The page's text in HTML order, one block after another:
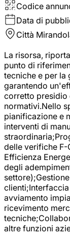
Codice
Data di
Città
La risorsa,
punto di
tecniche e per la
garantendo
corretto presidio
normativi.Nello
pianificazione e
interventi di
delle verifiche F-
Efficienza
degli
avviamento
ricevimento
altre funzioni